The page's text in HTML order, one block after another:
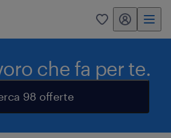
0 my randstad
che fa per te.
98 offerte